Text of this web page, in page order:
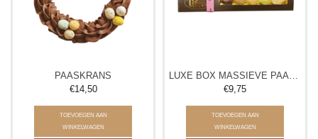
PAASKRANS
€14,50
TOEVOEGEN AAN
WINKELWAGEN
€9,75
TOEVOEGEN AAN
WINKELWAGEN